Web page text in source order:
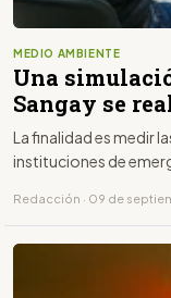
MEDIO AMBIENTE
Una
Sangay se
La finalidad es medir
instituciones de
Redacción · 09 de